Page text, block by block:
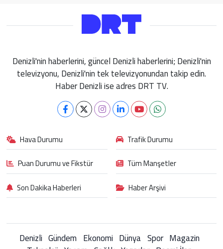
Denizli'nin haberlerini, güncel Denizli haberlerini; Denizli'nin
televizyonu, Denizli'nin tek televizyonundan takip edin.
Haber Denizli ise adres DRT TV.
Hava Durumu
Trafik Durumu
Puan Durumu ve Fikstür
Tüm Manşetler
Son Dakika Haberleri
Haber Arşivi
Denizli Gündem Ekonomi Dünya Spor Magazin